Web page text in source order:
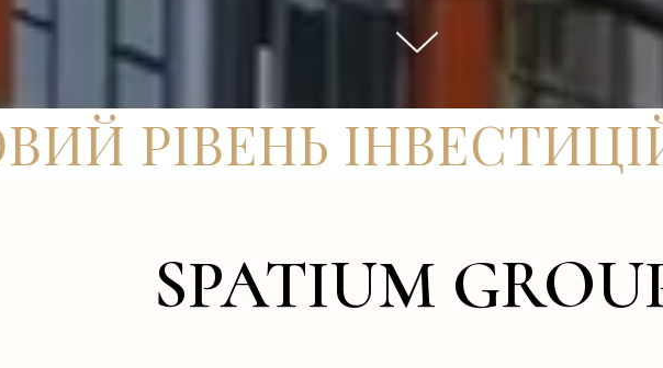
РІВЕНЬ ІНВЕСТИЦІЙ
SPATIUM